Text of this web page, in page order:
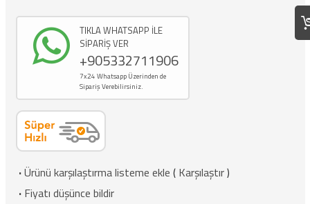
TIKLA WHATSAPP İLE
SİPARİŞ VER
+905332711906
7x24 Whatsapp Üzerinden de
Sipariş Verebilirsiniz.
·Ürünü karşılaştırma listeme ekle ( Karşılaştır)
· Fiyatı düşünce bildir